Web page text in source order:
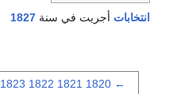
انتخابات أجريت في سنة 1827
←
1820
1821
1822
1823